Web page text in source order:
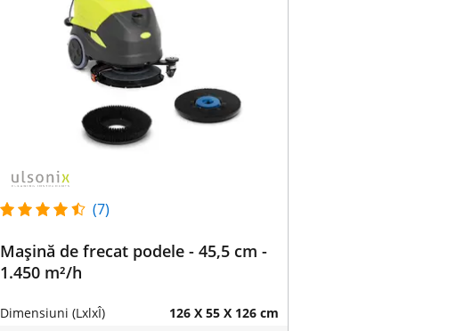
(7)
Mașină de frecat podele - 45,5 cm -
1.450 m²/h
Dimensiuni (LxlxÎ) 126 X 55 X 126 cm